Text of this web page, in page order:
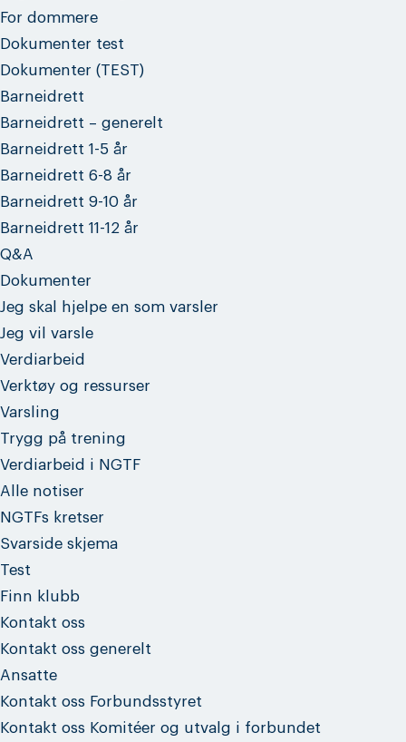
For dommere
Dokumenter test
Dokumenter (TEST)
Barneidrett
Barneidrett – generelt
Barneidrett 1-5 år
Barneidrett 6-8 år
Barneidrett 9-10 år
Barneidrett 11-12 år
Q&A
Dokumenter
Jeg skal hjelpe en som varsler
Jeg vil varsle
Verdiarbeid
Verktøy og ressurser
Varsling
Trygg på trening
Verdiarbeid i NGTF
Alle notiser
NGTFs kretser
Svarside skjema
Test
Finn klubb
Kontakt oss
Kontakt oss generelt
Ansatte
Kontakt oss Forbundsstyret
Kontakt oss Komitéer og utvalg i forbundet